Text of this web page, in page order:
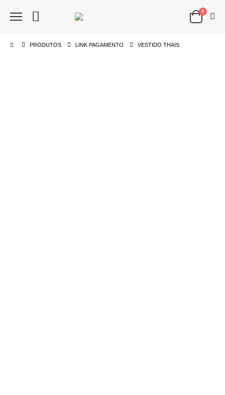
0
PRODUTOS LINK PAGAMENTO VESTIDO THAIS